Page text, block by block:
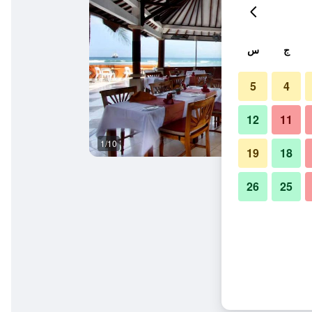
1/10
ج س
4
5
11
12
18
19
25
26